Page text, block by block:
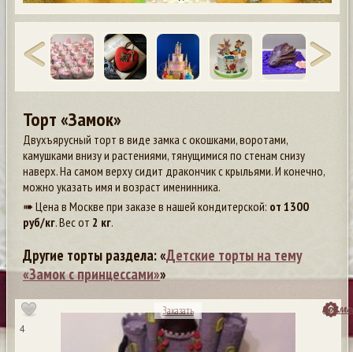
Торт «Замок»
Двухъярусный торт в виде замка с окошками, воротами,
камушками внизу и растениями, тянущимися по стенам снизу
наверх. На самом верху сидит дракончик с крыльями. И конечно,
можно указать имя и возраст именинника.
➠ Цена в Москве при заказе в нашей кондитерской: от 1300
руб/кг. Вес от 2 кг.
Другие торты раздела: «Детские торты на тему
«Замок с принцессами»»
4
Заказать